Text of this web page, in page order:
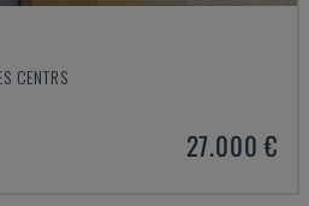
CENTRS
27.000 €